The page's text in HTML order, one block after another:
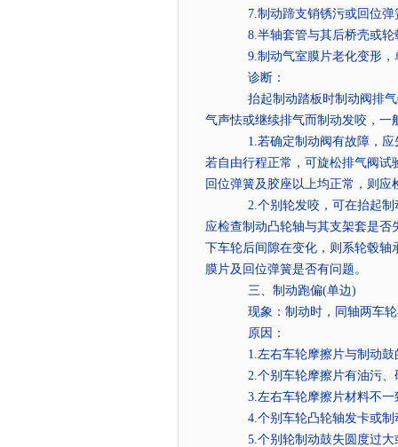
7.制动蹄支销锈污或回位
8.半轴套管与其后桥壳或
9.制动气室膜片老化变形
诊断：
抬起制动踏板时制动阀排
气声怯或继续排气而制动发咬，
1.若确定制动阀有故障，
若自由行程正常，可旋松排气阀
回位弹簧及胶座以上均正常，则
2.个别轮发咬，可在抬起
应检查制动凸轮轴与其支架套是
下车轮后间隙在变化，则系轮毂
膜片及回位弹簧是否有问题。
三、制动跑偏(单边)
现象：制动时，同轴两车
原因：
1.左右车轮摩擦片与制动
2.个别车轮摩擦片有油污
3.左右车轮摩擦片材料不
4.个别车轮凸轮轴发卡或
5.个别轮制动鼓失圆度过